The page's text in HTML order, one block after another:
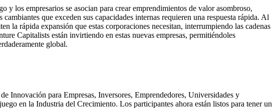
los empresarios se asocian para crear emprendimientos de valor asombroso,
que exceden sus capacidades internas requieren una respuesta rápida. Al
la rápida expansión que estas corporaciones necesitan, interrumpiendo las cadenas
Capitalists están invirtiendo en estas nuevas empresas, permitiéndoles
global.
Innovación para Empresas, Inversores, Emprendedores, Universidades y
en la Industria del Crecimiento. Los participantes ahora están listos para tener un